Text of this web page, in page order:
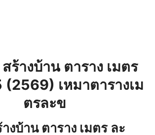
ร้างบ้าน ตาราง เมตร
(2569) เหมาตารางเม
ตรละข
งบ้าน ตาราง เมตร ละ